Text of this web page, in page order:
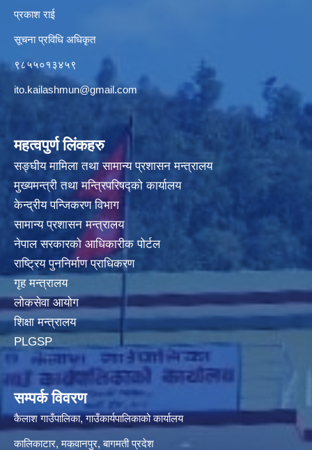
प्रकाश राई
सूचना प्रविधि अधिकृत
९८५५०१३४५९
ito.kailashmun@gmail.com
महत्वपुर्ण लिंकहरु
सङ्घीय मामिला तथा सामान्य प्रशासन मन्त्रालय
मुख्यमन्त्री तथा मन्त्रिपरिषद्‍को कार्यालय
केन्द्रीय पन्जिकरण विभाग
सामान्य प्रशासन मन्त्रालय
नेपाल सरकारको आधिकारीक पोर्टल
राष्ट्रिय पुननिर्माण प्राधिकरण
गृह मन्त्रालय
लोकसेवा आयोग
शिक्षा मन्त्रालय
PLGSP
सम्पर्क विवरण
कैलाश गाउँपालिका, गाउँकार्यपालिकाको कार्यालय
कालिकाटार, मकवानपुर, बागमती प्रदेश